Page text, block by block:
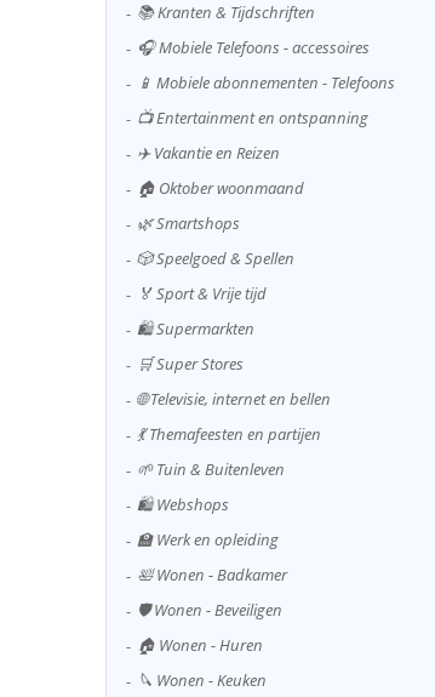
📚 Kranten & Tijdschriften
🎧 Mobiele Telefoons - accessoires
📱 Mobiele abonnementen - Telefoons
📺 Entertainment en ontspanning
✈️ Vakantie en Reizen
🏠 Oktober woonmaand
🌿 Smartshops
🎲 Speelgoed & Spellen
🏅 Sport & Vrije tijd
🛍️ Supermarkten
🛒 Super Stores
🌐 Televisie, internet en bellen
💃 Themafeesten en partijen
🌱 Tuin & Buitenleven
🛍️ Webshops
🏫 Werk en opleiding
🛀 Wonen - Badkamer
🛡️ Wonen - Beveiligen
🏠 Wonen - Huren
🔪 Wonen - Keuken